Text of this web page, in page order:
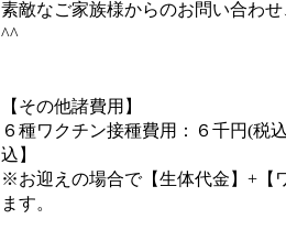
素敵なご家族様からのお問い合わ
^^
【その他諸費用】
６種ワクチン接種費用：６千円(税
込】
※お迎えの場合で【生体代金】+【
ます。